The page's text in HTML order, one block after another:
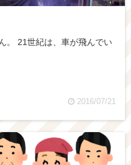
。 21世紀は、車が飛んでい
2016/07/21